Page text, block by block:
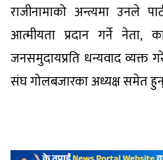
राजीनामाको अन्त्यमा उनले
आत्मीयता प्रदान गर्ने नेता,
जनसमुदायप्रति धन्यवाद व्यक्त
संघ गोलबजारका अध्यक्ष समेत